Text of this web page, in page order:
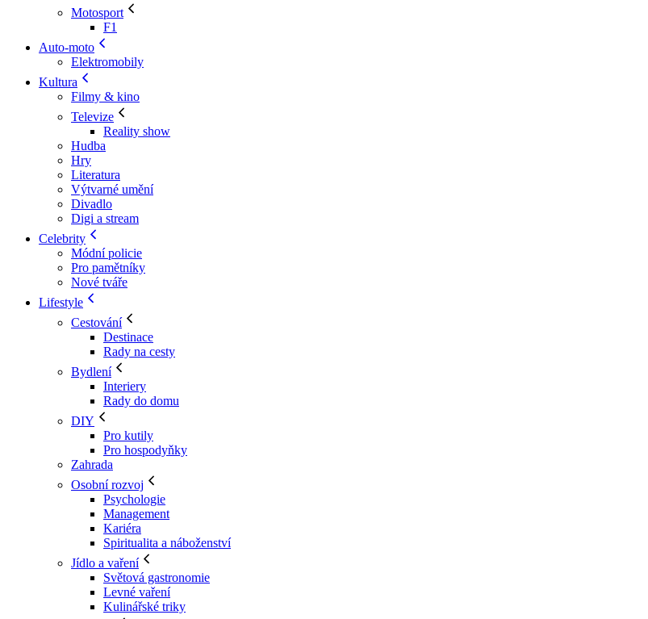
Motosport
F1
Auto-moto
Elektromobily
Kultura
Filmy & kino
Televize
Reality show
Hudba
Hry
Literatura
Výtvarné umění
Divadlo
Digi a stream
Celebrity
Módní policie
Pro pamětníky
Nové tváře
Lifestyle
Cestování
Destinace
Rady na cesty
Bydlení
Interiery
Rady do domu
DIY
Pro kutily
Pro hospodyňky
Zahrada
Osobní rozvoj
Psychologie
Management
Kariéra
Spiritualita a náboženství
Jídlo a vaření
Světová gastronomie
Levné vaření
Kulinářské triky